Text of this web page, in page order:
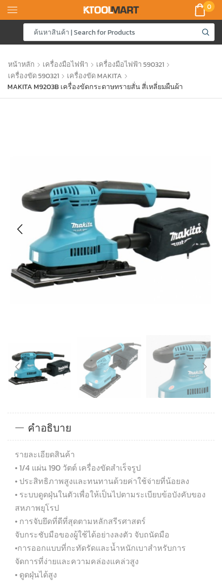
0
หน้าหลัก เครื่องมือไฟฟ้า
เครื่องมือไฟฟ้า 590321
เครื่องขัด 590321
เครื่องขัด MAKITA
MAKITA M9203B เครื่องขัดกระดาษทรายสั่น สี่เหลี่ยมผืนผ้า
คำอธิบาย
รายละเอียดสินค้า
• 1/4 แผ่น 190 วัตต์ เครื่องขัดสำเร็จรูป
• ประสิทธิภาพสูงและทนทานด้วยค่าใช้จ่ายที่น้อยลง
• ระบบดูดฝุ่นในตัวเพื่อให้เป็นไปตามระเบียบข้อบังคับของ
สหภาพยุโรป
• การจับยึดที่ดีที่สุดตามหลักสรีรศาสตร์
จับกระชับมือของผู้ใช้ได้อย่างลงตัว จับถนัดมือ
•การออกแบบที่กะทัดรัดและน้ำหนักเบาสำหรับการ
จัดการที่ง่ายและความคล่องแคล่วสูง
• ดูดฝุ่นได้สูง